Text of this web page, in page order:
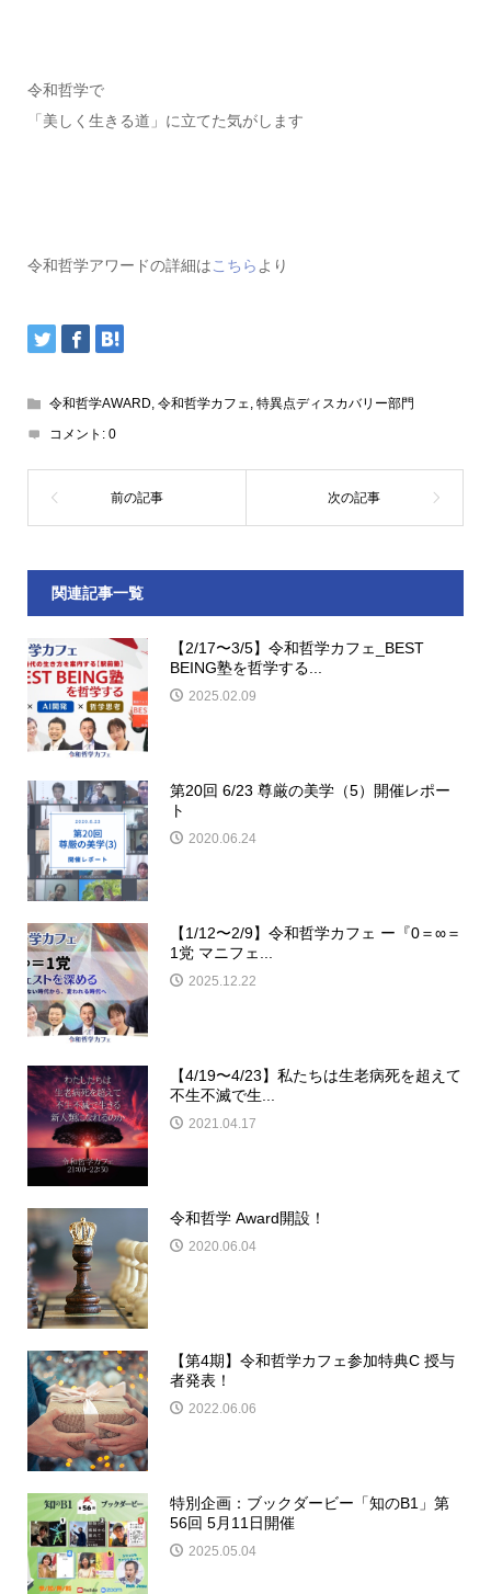
令和哲学で
「美しく生きる道」に立てた気がします
令和哲学アワードの詳細はこちら より
令和哲学AWARD 令和哲学カフェ 特異点ディスカバリー部門
コメント: 0
関連記事一覧
【2/17〜3/5】令和哲学カフェ_BEST
BEING塾を哲学する...
2025.02.09
第20回 6/23 尊厳の美学（5）開催レポー
ト
2020.06.24
【1/12〜2/9】令和哲学カフェ ー『0＝∞＝
1党 マニフェ...
2025.12.22
【4/19〜4/23】私たちは生老病死を超えて
不生不滅で生...
2021.04.17
令和哲学 Award開設！
2020.06.04
【第4期】令和哲学カフェ参加特典C 授与
者発表！
2022.06.06
特別企画：ブックダービー「知のB1」第
56回 5月11日開催
2025.05.04